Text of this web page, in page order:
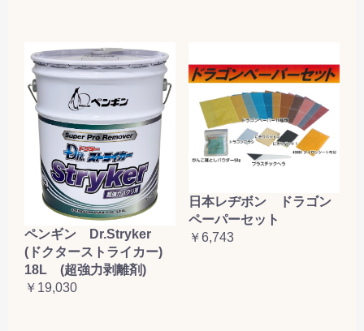
ペンギン Dr.Stryker
(ドクターストライカー)
18L (超強力剥離剤)
￥19,030
日本レヂボン ドラゴン
ペーパーセット
￥6,743